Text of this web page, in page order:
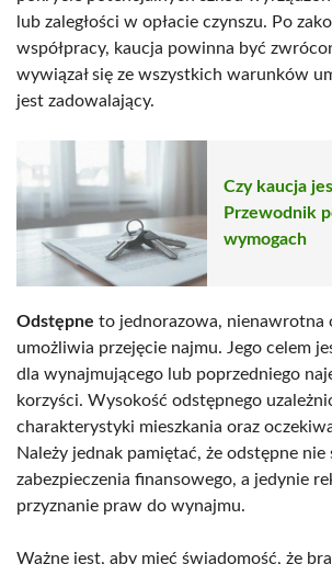
lub zaległości w opłacie czynszu. Po
współpracy, kaucja powinna być
wywiązał się ze wszystkich warunków
jest zadowalający.
Czy kaucja
Przewodnik
wymogach
Odstępne to jednorazowa, nienawrotna
umożliwia przejęcie najmu. Jego celem
dla wynajmującego lub poprzedniego
korzyści. Wysokość odstępnego
charakterystyki mieszkania oraz
Należy jednak pamiętać, że odstępne nie
zabezpieczenia finansowego, a jedynie
przyznanie praw do wynajmu.
Ważne jest, aby mieć świadomość, że